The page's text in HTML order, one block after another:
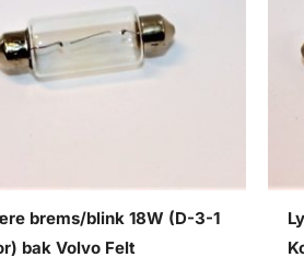
brems/blink 18W (D-3-1
bak Volvo Felt